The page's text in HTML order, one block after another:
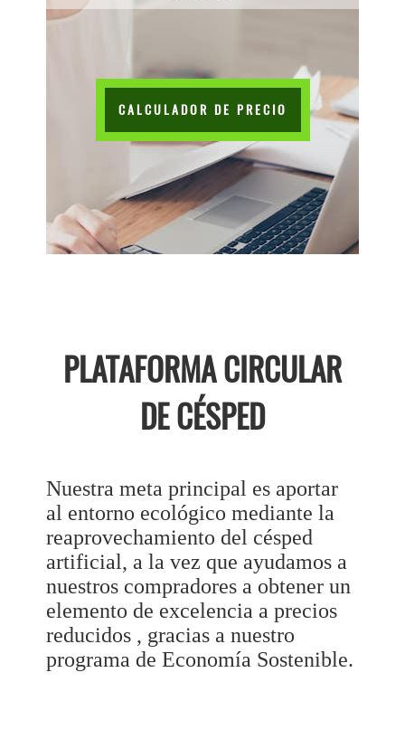
CALCULADOR DE PRECIO
PLATAFORMA CIRCULAR
DE CÉSPED
Nuestra meta principal es aportar
al entorno ecológico mediante la
reaprovechamiento del césped
artificial, a la vez que ayudamos a
nuestros compradores a obtener un
elemento de excelencia a precios
reducidos , gracias a nuestro
programa de Economía Sostenible.